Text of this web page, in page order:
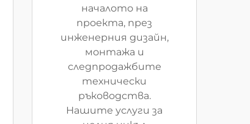
началото на
проекта, през
инженерния дизайн,
монтажа и
следпродажбите
технически
ръководства.
Нашите услуги за